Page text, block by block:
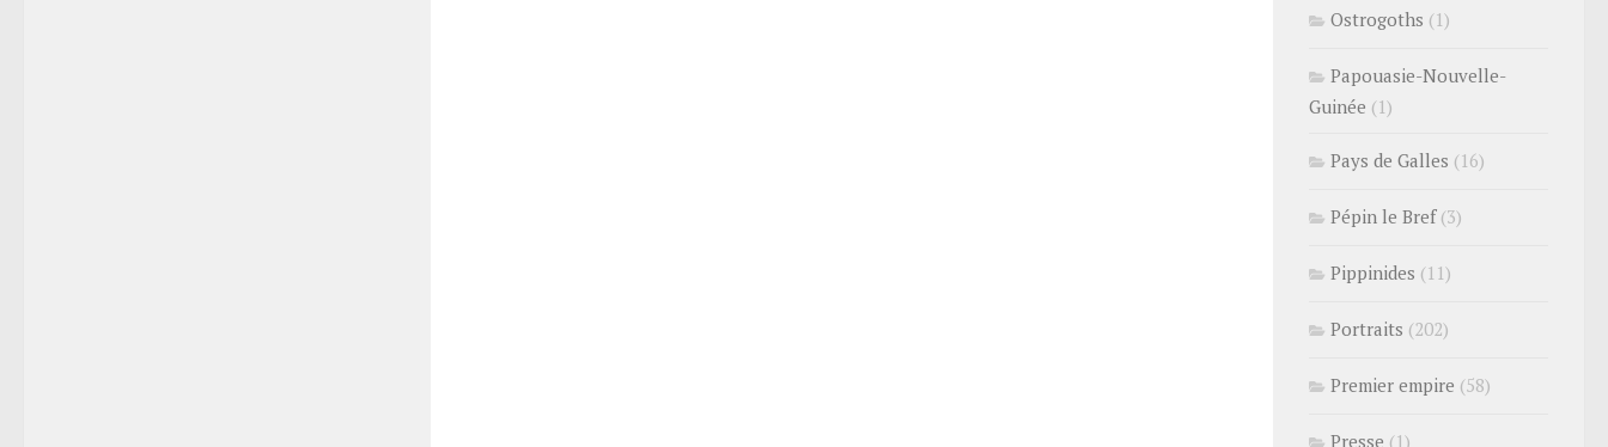
Ostrogoths (1)
Papouasie-Nouvelle-
Guinée (1)
Pays de Galles (16)
Pépin le Bref(3)
Pippinides (11)
Portraits (202)
Premier empire (58)
Presse (1)